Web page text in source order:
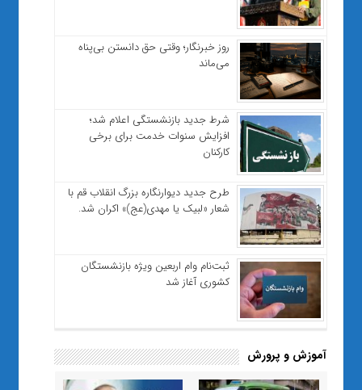
روز خبرنگار؛ وقتی حق دانستن بی‌پناه
می‌ماند
شرط جدید بازنشستگی اعلام شد؛
افزایش سنوات خدمت برای برخی
کارکنان
طرح جدید دیوارنگاره بزرگ انقلاب قم با
شعار «لبیک یا مهدی(عج)» اکران شد.
ثبت‌نام وام اربعین ویژه بازنشستگان
کشوری آغاز شد
آموزش و پرورش